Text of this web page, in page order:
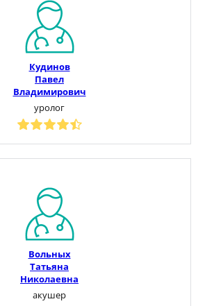
Кудинов
Павел
Владимирович
уролог
Вольных
Татьяна
Николаевна
акушер